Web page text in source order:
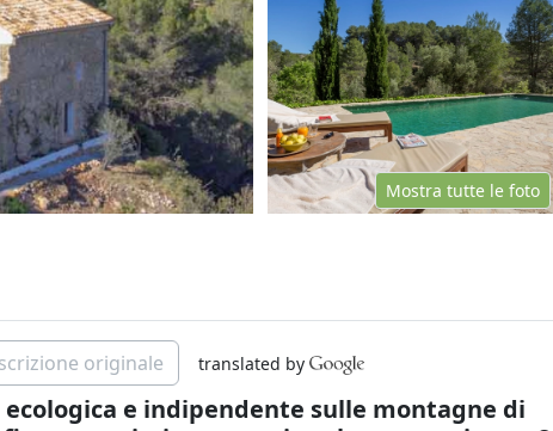
Mostra tutte le foto
originale translated by
ecologica e indipendente sulle montagne di